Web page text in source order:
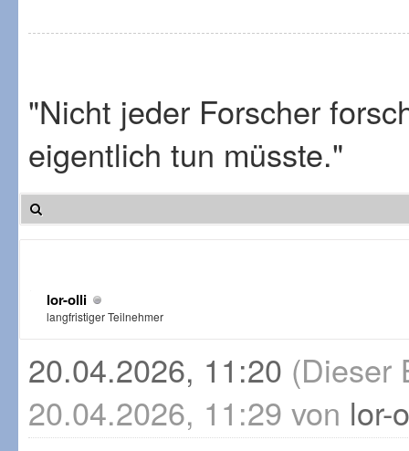
"Nicht jeder Forscher
eigentlich tun müsste."
lor-olli
langfristiger Teilnehmer
20.04.2026, 11:20 (Dieser
20.04.2026, 11:29 von lor-